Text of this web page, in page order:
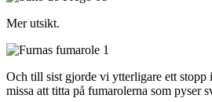
Mer utsikt.
Och till sist gjorde vi ytterligare ett stopp
missa att titta på fumarolerna som pyser